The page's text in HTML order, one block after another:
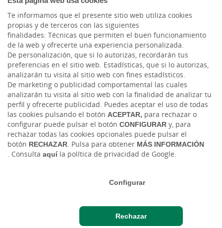
Te informamos que el presente sitio web utiliza cookies
propias y de terceros con las siguientes
finalidades: Técnicas que permiten el buen funcionamiento
de la web y ofrecerte una experiencia personalizada.
De personalización, que si lo autorizas, recordarán tus
preferencias en el sitio web. Estadísticas, que si lo autorizas,
analizarán tu visita al sitio web con fines estadísticos.
De marketing o publicidad comportamental las cuales
analizarán tu visita al sitio web con la finalidad de analizar tu
perfil y ofrecerte publicidad. Puedes aceptar el uso de todas
las cookies pulsando el botón ACEPTAR, para rechazar o
configurar puede pulsar el botón CONFIGURAR y, para
rechazar todas las cookies opcionales puede pulsar el
botón RECHAZAR. Pulsa para obtener MÁS INFORMACIÓN
. Consulta aquíla política de privacidad de Google.
Configurar
Rechazar
Facebook
Twitter
Tablón de anuncios Tipos de cambio Aviso legal
Política de cookies
Protección de datos
Ciberseguridad